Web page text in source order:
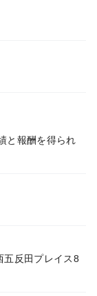
と報酬を得られ
反田プレイス8